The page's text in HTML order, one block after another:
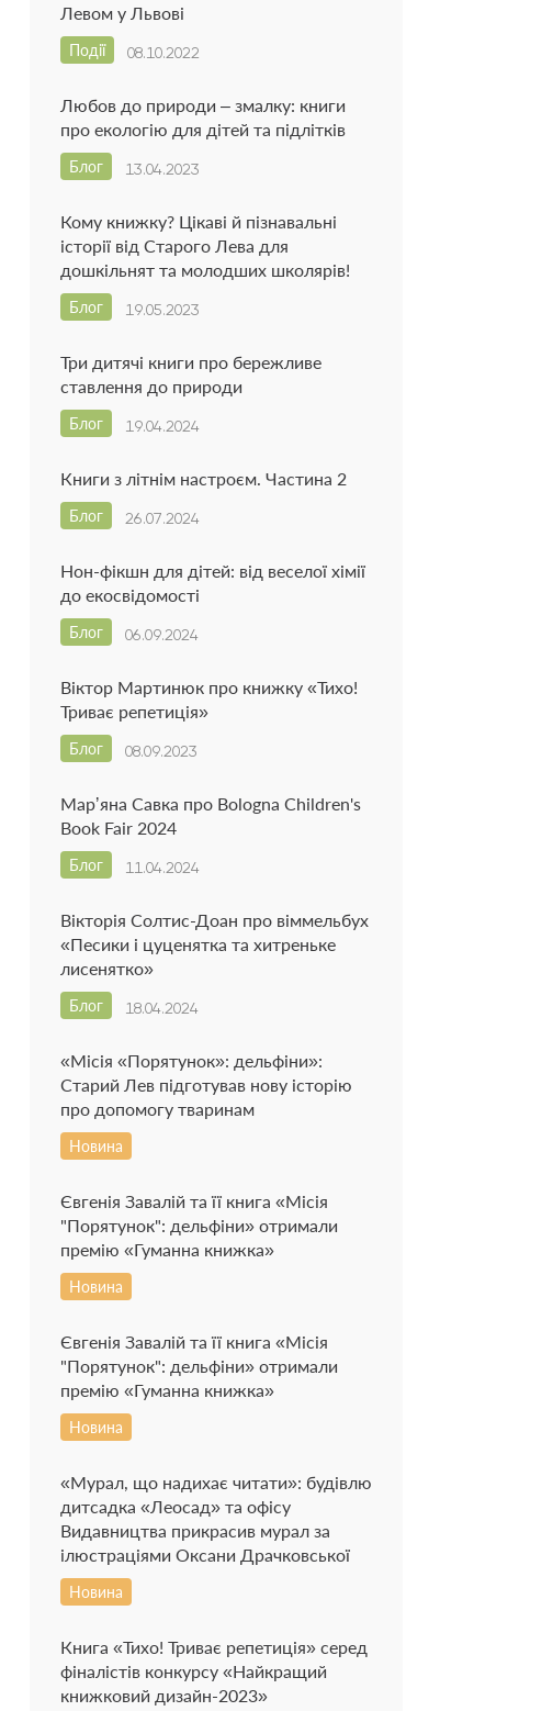
Левом у Львові
08.10.2022
Події
Любов до природи – змалку: книги
про екологію для дітей та підлітків
13.04.2023
Блог
Кому книжку? Цікаві й пізнавальні
історії від Старого Лева для
дошкільнят та молодших школярів!
19.05.2023
Блог
Три дитячі книги про бережливе
ставлення до природи
19.04.2024
Блог
Книги з літнім настроєм. Частина 2
26.07.2024
Блог
Нон-фікшн для дітей: від веселої хімії
до екосвідомості
06.09.2024
Блог
Віктор Мартинюк про книжку «Тихо!
Триває репетиція»
08.09.2023
Блог
Марʼяна Савка про Bologna Children's
Book Fair 2024
11.04.2024
Блог
Вікторія Солтис-Доан про віммельбух
«Песики і цуценятка та хитреньке
лисенятко»
18.04.2024
Блог
«Місія «Порятунок»: дельфіни»:
Старий Лев підготував нову історію
про допомогу тваринам
Новина
Євгенія Завалій та її книга «Місія
"Порятунок": дельфіни» отримали
премію «Гуманна книжка»
Новина
Євгенія Завалій та її книга «Місія
"Порятунок": дельфіни» отримали
премію «Гуманна книжка»
Новина
«Мурал, що надихає читати»: будівлю
дитсадка «Леосад» та офісу
Видавництва прикрасив мурал за
ілюстраціями Оксани Драчковської
Новина
Книга «Тихо! Триває репетиція» серед
фіналістів конкурсу «Найкращий
книжковий дизайн-2023»